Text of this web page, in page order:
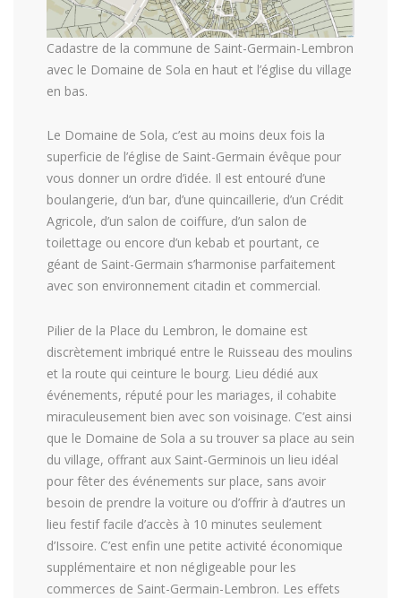
Cadastre de la commune de Saint-Germain-Lembron
avec le Domaine de Sola en haut et l’église du village
en bas.
Le Domaine de Sola, c’est au moins deux fois la
superficie de l’église de Saint-Germain évêque pour
vous donner un ordre d’idée. Il est entouré d’une
boulangerie, d’un bar, d’une quincaillerie, d’un Crédit
Agricole, d’un salon de coiffure, d’un salon de
toilettage ou encore d’un kebab et pourtant, ce
géant de Saint-Germain s’harmonise parfaitement
avec son environnement citadin et commercial.
Pilier de la Place du Lembron, le domaine est
discrètement imbriqué entre le Ruisseau des moulins
et la route qui ceinture le bourg. Lieu dédié aux
événements, réputé pour les mariages, il cohabite
miraculeusement bien avec son voisinage. C’est ainsi
que le Domaine de Sola a su trouver sa place au sein
du village, offrant aux Saint-Germinois un lieu idéal
pour fêter des événements sur place, sans avoir
besoin de prendre la voiture ou d’offrir à d’autres un
lieu festif facile d’accès à 10 minutes seulement
d’Issoire. C’est enfin une petite activité économique
supplémentaire et non négligeable pour les
commerces de Saint-Germain-Lembron. Les effets